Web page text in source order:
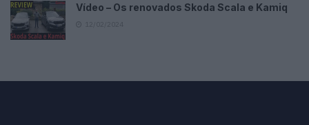
Vídeo – Os renovados Skoda Scala e Kamiq